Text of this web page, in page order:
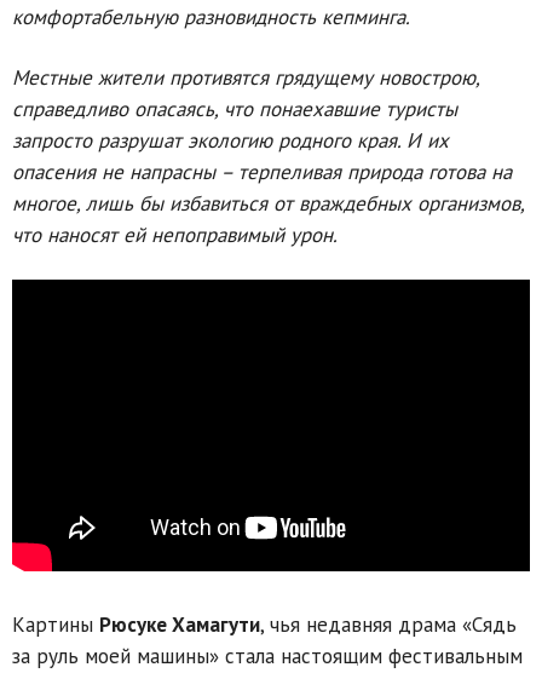
комфортабельную разновидность кепминга.
Местные жители противятся грядущему новострою,
справедливо опасаясь, что понаехавшие туристы
запросто разрушат экологию родного края. И их
опасения не напрасны – терпеливая природа готова на
многое, лишь бы избавиться от враждебных организмов,
что наносят ей непоправимый урон.
Картины Рюсуке Хамагути, чья недавняя драма «Сядь
за руль моей машины» стала настоящим фестивальным